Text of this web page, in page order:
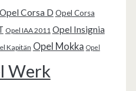
Opel Corsa D Opel Corsa
Opel IAA 2011 Opel Insignia
Kapitän Opel Mokka Opel
Werk